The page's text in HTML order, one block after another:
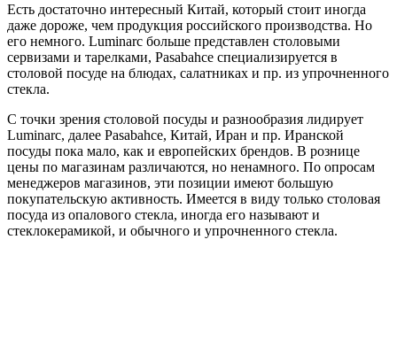
Есть достаточно интересный Китай, который стоит иногда
даже дороже, чем продукция российского производства. Но
его немного. Luminarc больше представлен столовыми
сервизами и тарелками, Pasabahce специализируется в
столовой посуде на блюдах, салатниках и пр. из упрочненного
стекла.
С точки зрения столовой посуды и разнообразия лидирует
Luminarc, далее Pasabahce, Китай, Иран и пр. Иранской
посуды пока мало, как и европейских брендов. В рознице
цены по магазинам различаются, но ненамного. По опросам
менеджеров магазинов, эти позиции имеют большую
покупательскую активность. Имеется в виду только столовая
посуда из опалового стекла, иногда его называют и
стеклокерамикой, и обычного и упрочненного стекла.